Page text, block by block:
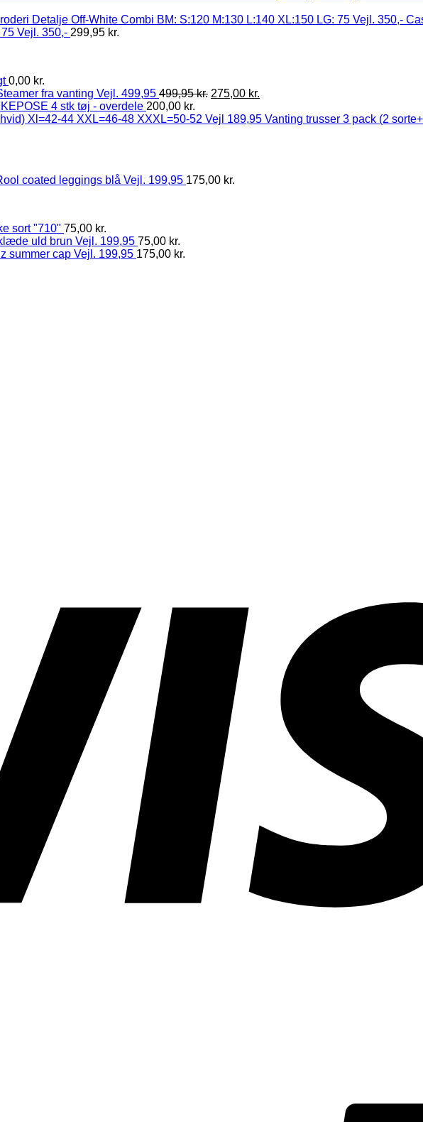
Vejl. 350,- 299,95 kr.
0,00 kr.
fra vanting Vejl. 499,95 499,95kr. 275,00 kr.
4 stk tøj - overdele 200,00 kr.
Vanting trusser 3 pack (2
coated leggings blå Vejl. 199,95 175,00 kr.
sort "710" 75,00 kr.
uld brun Vejl. 199,95 75,00 kr.
summer cap Vejl. 199,95 175,00 kr.